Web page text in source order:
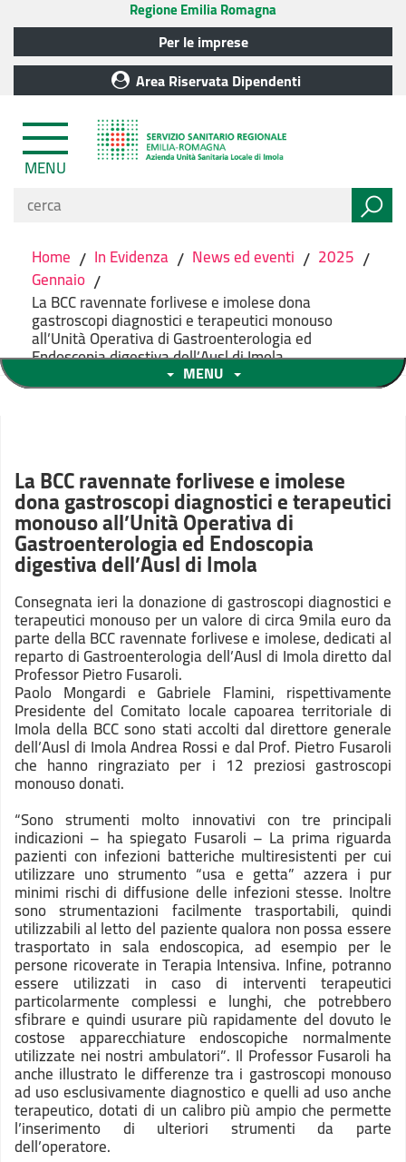
Regione Emilia Romagna
Per le imprese
Area Riservata Dipendenti
MENU
Home / In Evidenza / News ed eventi / 2025 /
Gennaio /
La BCC ravennate forlivese e imolese dona
gastroscopi diagnostici e terapeutici monouso
all’Unità Operativa di Gastroenterologia ed
Endoscopia digestiva dell’Ausl di Imola
MENU
La BCC ravennate forlivese e imolese
dona gastroscopi diagnostici e terapeutici
monouso all’Unità Operativa di
Gastroenterologia ed Endoscopia
digestiva dell’Ausl di Imola
Consegnata ieri la donazione di gastroscopi diagnostici e
terapeutici monouso per un valore di circa 9mila euro da
parte della BCC ravennate forlivese e imolese, dedicati al
reparto di Gastroenterologia dell’Ausl di Imola diretto dal
Professor Pietro Fusaroli.
Paolo Mongardi e Gabriele Flamini, rispettivamente
Presidente del Comitato locale capoarea territoriale di
Imola della BCC sono stati accolti dal direttore generale
dell’Ausl di Imola Andrea Rossi e dal Prof. Pietro Fusaroli
che hanno ringraziato per i 12 preziosi gastroscopi
monouso donati.
“Sono strumenti molto innovativi con tre principali
indicazioni – ha spiegato Fusaroli – La prima riguarda
pazienti con infezioni batteriche multiresistenti per cui
utilizzare uno strumento “usa e getta” azzera i pur
minimi rischi di diffusione delle infezioni stesse. Inoltre
sono strumentazioni facilmente trasportabili, quindi
utilizzabili al letto del paziente qualora non possa essere
trasportato in sala endoscopica, ad esempio per le
persone ricoverate in Terapia Intensiva. Infine, potranno
essere utilizzati in caso di interventi terapeutici
particolarmente complessi e lunghi, che potrebbero
sfibrare e quindi usurare più rapidamente del dovuto le
costose apparecchiature endoscopiche normalmente
utilizzate nei nostri ambulatori”. Il Professor Fusaroli ha
anche illustrato le differenze tra i gastroscopi monouso
ad uso esclusivamente diagnostico e quelli ad uso anche
terapeutico, dotati di un calibro più ampio che permette
l’inserimento di ulteriori strumenti da parte
dell’operatore.